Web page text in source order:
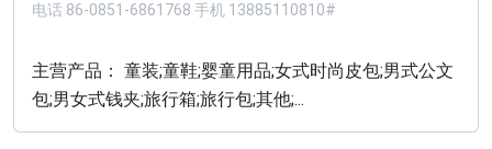
电话 86-0851-6861768 手机 13885110810#
主营产品： 童装;童鞋;婴童用品;女式时尚皮包;男式公文
包;男女式钱夹;旅行箱;旅行包;其他;...